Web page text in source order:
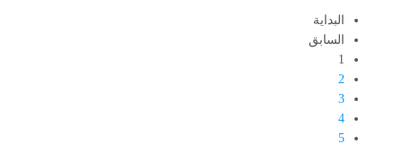
البداية
السابق
1
2
3
4
5